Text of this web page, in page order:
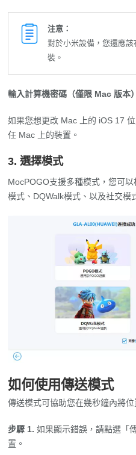
注意：
對於小米設備，您還應
裝。
輸入計算機密碼（僅限 Mac 版本）
如果您想更改 Mac 上的 iOS 17
任 Mac 上的裝置。
3. 選擇模式
MocPOGO支援多種模式，您可
模式、DQWalk模式、以及社交模
如何使用傳送模式
傳送模式可協助您在幾秒鐘內將位
步驟 1. 如果顯示錯誤，請點選「
置。